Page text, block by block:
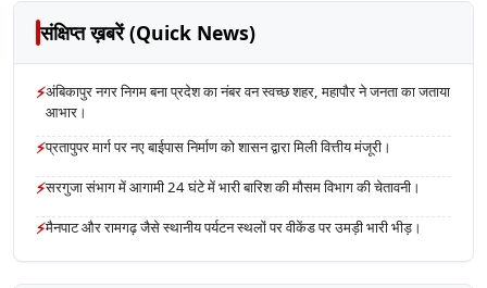
संक्षिप्त ख़बरें (Quick News)
⚡अंबिकापुर नगर निगम बना प्रदेश का नंबर वन स्वच्छ शहर, महापौर ने जनता का जताया
आभार।
⚡प्रतापुपर मार्ग पर नए बाईपास निर्माण को शासन द्वारा मिली वित्तीय मंजूरी।
⚡सरगुजा संभाग में आगामी 24 घंटे में भारी बारिश की मौसम विभाग की चेतावनी।
⚡मैनपाट और रामगढ़ जैसे स्थानीय पर्यटन स्थलों पर वीकेंड पर उमड़ी भारी भीड़।